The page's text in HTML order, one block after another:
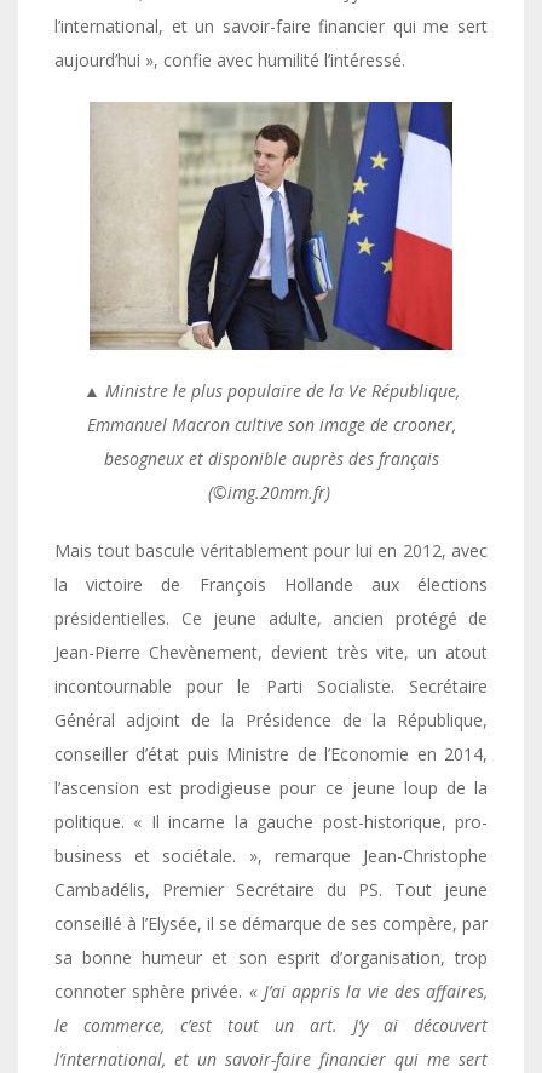
l’international, et un savoir-faire financier qui me sert
aujourd’hui », confie avec humilité l’intéressé.
▲ Ministre le plus populaire de la Ve République,
Emmanuel Macron cultive son image de crooner,
besogneux et disponible auprès des français
(©img.20mm.fr)
Mais tout bascule véritablement pour lui en 2012, avec
la victoire de François Hollande aux élections
présidentielles. Ce jeune adulte, ancien protégé de
Jean-Pierre Chevènement, devient très vite, un atout
incontournable pour le Parti Socialiste. Secrétaire
Général adjoint de la Présidence de la République,
conseiller d’état puis Ministre de l’Economie en 2014,
l’ascension est prodigieuse pour ce jeune loup de la
politique. « Il incarne la gauche post-historique, pro-
business et sociétale. », remarque Jean-Christophe
Cambadélis, Premier Secrétaire du PS. Tout jeune
conseillé à l’Elysée, il se démarque de ses compère, par
sa bonne humeur et son esprit d’organisation, trop
connoter sphère privée. « J’ai appris la vie des affaires,
le commerce, c’est tout un art. J’y ai découvert
l’international, et un savoir-faire financier qui me sert